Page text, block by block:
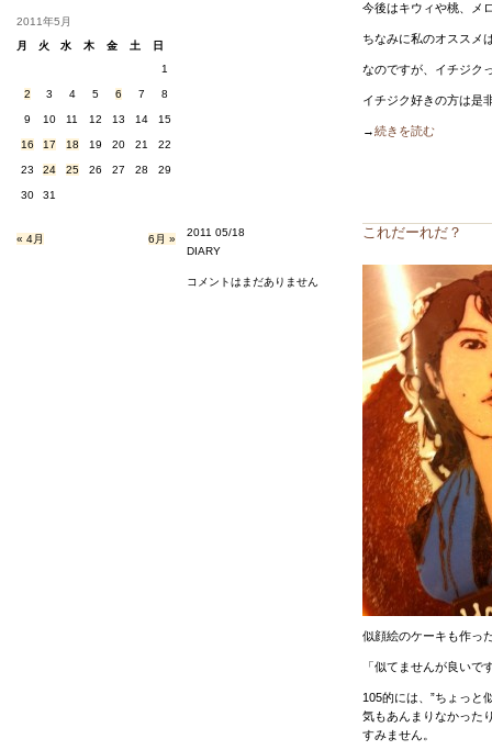
2011年5月
月
火 水 木 金 土 日
« 4月 6月 »
1
2 3 4 5 6 7 8
9 10 11 12 13 14 15
16 17 18 19 20 21 22
23 24 25 26 27 28 29
30 31
今後はキウィや桃、メ
ちなみに私のオススメ
なのですが、イチジク
イチジク好きの方は是
→続きを読む
2011 05/18
DIARY
コメントはまだありません
これだーれだ？
似顔絵のケーキも作っ
「似てませんが良いで
105的には、”ちょっと
気もあんまりなかった
すみません。